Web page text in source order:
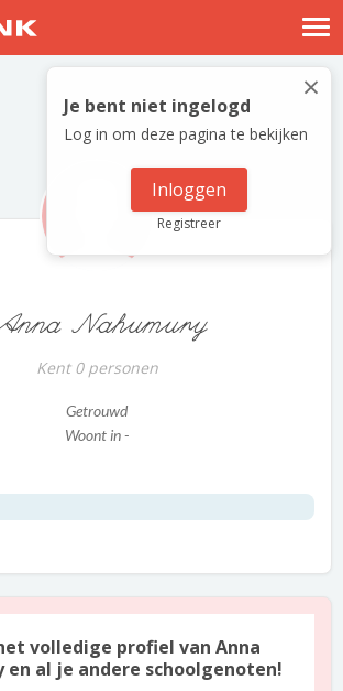
Nostalgische verhalen
Log in
Meld je gratis aan
×
Je bent niet ingelogd
Log in om deze pagina te bekijken
Inloggen
Registreer
Nahumury
Kent 0 personen
Getrouwd
Woont in -
volledige profiel van Anna
en al je andere schoolgenoten!